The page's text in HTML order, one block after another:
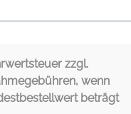
zzgl.
wenn
beträgt